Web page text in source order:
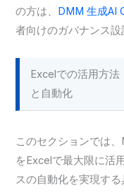
の方は、 DMM 生成AI
者向けのガバナンス設
Excelでの活用方
と自動化
このセクションでは
をExcelで最大限に活
スの自動化を実現す